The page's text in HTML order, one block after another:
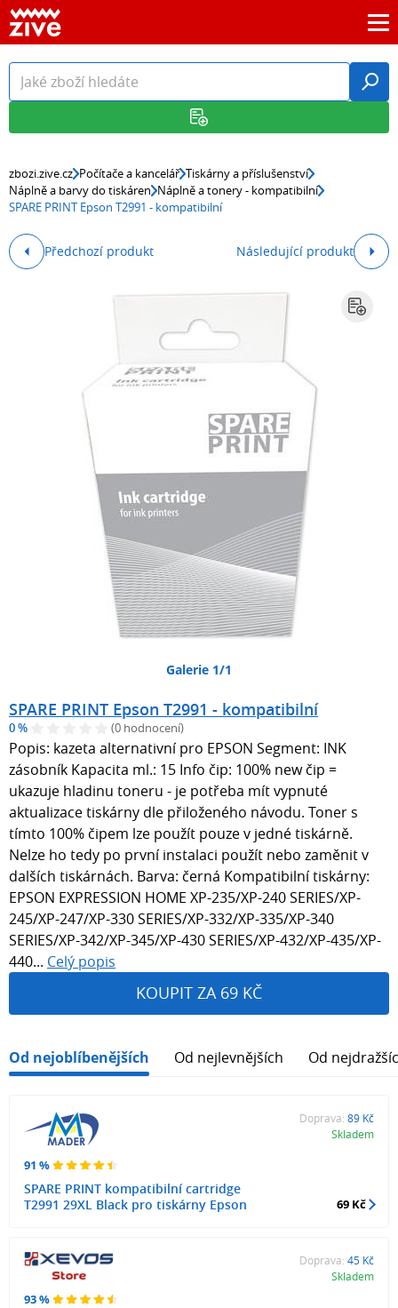
zbozi.zive.cz Počítače a kancelář Tiskárny a příslušenství
Náplně a barvy do tiskáren Náplně a tonery - kompatibilní
SPARE PRINT Epson T2991 - kompatibilní
Předchozí produkt Následující produkt
Galerie 1/1
SPARE PRINT Epson T2991 - kompatibilní
0 % (0 hodnocení)
Popis: kazeta alternativní pro EPSON Segment: INK
zásobník Kapacita ml.: 15 Info čip: 100% new čip =
ukazuje hladinu toneru - je potřeba mít vypnuté
aktualizace tiskárny dle přiloženého návodu. Toner s
tímto 100% čipem lze použít pouze v jedné tiskárně.
Nelze ho tedy po první instalaci použít nebo zaměnit v
dalších tiskárnách. Barva: černá Kompatibilní tiskárny:
EPSON EXPRESSION HOME XP-235/XP-240 SERIES/XP-
245/XP-247/XP-330 SERIES/XP-332/XP-335/XP-340
SERIES/XP-342/XP-345/XP-430 SERIES/XP-432/XP-435/XP-
440... Celý popis
KOUPIT ZA 69 KČ
Od nejoblíbenějších Od nejlevnějších Od
91 %
SPARE PRINT kompatibilní cartridge
T2991 29XL Black pro tiskárny Epson
Doprava: 89 Kč
Skladem
69 Kč
93 %
Doprava: 45 Kč
Skladem